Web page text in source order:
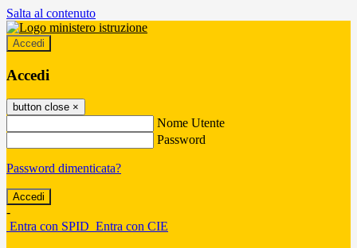
Salta al contenuto
Accedi
Accedi
button close ×
Nome Utente
Password
Password dimenticata?
-
Entra con SPID Entra con CIE